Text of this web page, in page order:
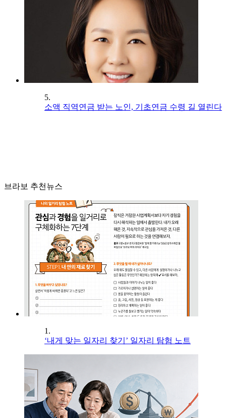
5.
소액 직역연금 받는 노인, 기초연금 수령 길 열린다
브라보 추천뉴스
1.
‘내게 맞는 일자리 찾기’ 일자리 탐험 노트